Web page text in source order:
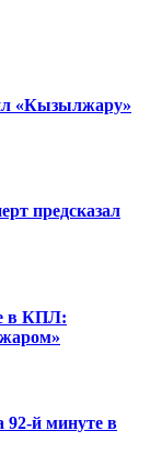
«Кызылжару»
предсказал
в КПЛ:
й минуте в